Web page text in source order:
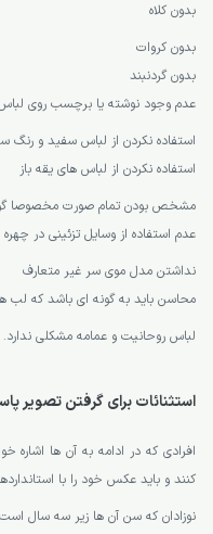
بدون کلاه
بدون کروات
بدون گردنبند
عدم وجود نوشته یا برچسب روی
استفاده نکردن از لباس سفید و رنگ
استفاده نکردن از لباس های یقه باز
مشخص بودن تمام صورت مخصوصا
عدم استفاده از وسایل تزئینی در چهره
نداشتن مدل موی سر غیر متعارف
محاسن باید به گونه ای باشد که
لباس روحانیت و عمامه مشکلی ندارد.
استثنائات برای گرفتن تصویر
کنند و باید عکس خود را با
نوزادان که سن آن ها زیر سه سال